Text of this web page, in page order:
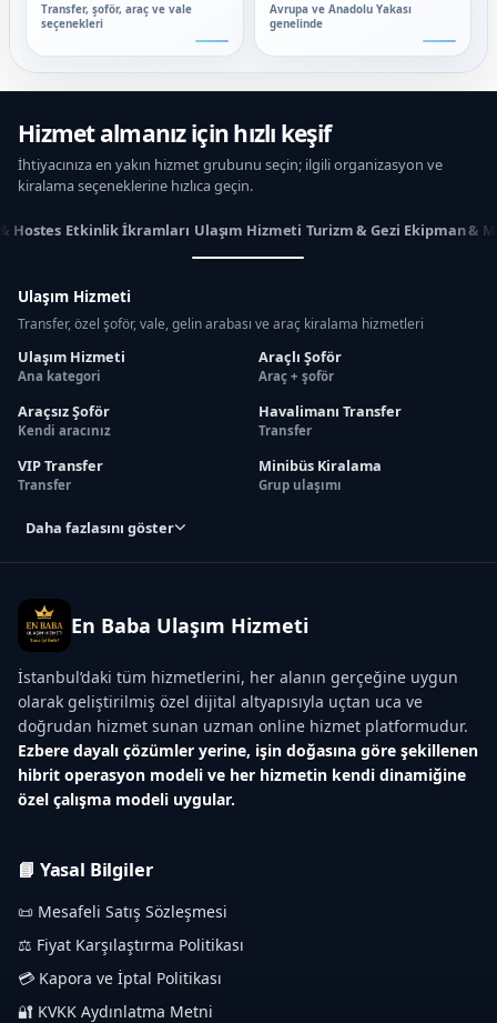
Transfer, şoför, araç ve vale
seçenekleri
Avrupa ve Anadolu Yakası
genelinde
Hizmet almanız için hızlı keşif
İhtiyacınıza en yakın hizmet grubunu seçin; ilgili organizasyon ve
kiralama seçeneklerine hızlıca geçin.
Hostes Etkinlik İkramları Ulaşım Hizmeti Turizm & Gezi Ekipman &
Ulaşım Hizmeti
Transfer, özel şoför, vale, gelin arabası ve araç kiralama hizmetleri
Ulaşım Hizmeti
Ana kategori
Araçlı Şoför
Araç + şoför
Araçsız Şoför
Kendi aracınız
Havalimanı Transfer
Transfer
VIP Transfer
Transfer
Minibüs Kiralama
Grup ulaşımı
Daha fazlasını göster
En Baba Ulaşım Hizmeti
İstanbul’daki tüm hizmetlerini, her alanın gerçeğine uygun
olarak geliştirilmiş özel dijital altyapısıyla uçtan uca ve
doğrudan hizmet sunan uzman online hizmet platformudur.
Ezbere dayalı çözümler yerine, işin doğasına göre şekillenen
hibrit operasyon modeli ve her hizmetin kendi dinamiğine
özel çalışma modeli uygular.
📘 Yasal Bilgiler
📜 Mesafeli Satış Sözleşmesi
⚖️ Fiyat Karşılaştırma Politikası
💳 Kapora ve İptal Politikası
🔐 KVKK Aydınlatma Metni